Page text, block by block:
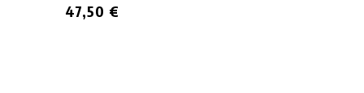
47,50 €